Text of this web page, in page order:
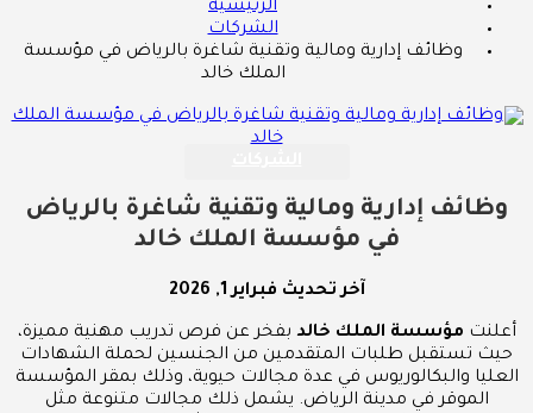
الرئيسية
الشركات
وظائف إدارية ومالية وتقنية شاغرة بالرياض في مؤسسة
الملك خالد
وظائف إدارية ومالية وتقنية شاغرة بالرياض
في مؤسسة الملك خالد
آخر تحديث فبراير 1, 2026
أعلنت مؤسسة الملك خالد بفخر عن فرص تدريب مهنية مميزة،
حيث تستقبل طلبات المتقدمين من الجنسين لحملة الشهادات
العليا والبكالوريوس في عدة مجالات حيوية، وذلك بمقر المؤسسة
الموقر في مدينة الرياض. يشمل ذلك مجالات متنوعة مثل